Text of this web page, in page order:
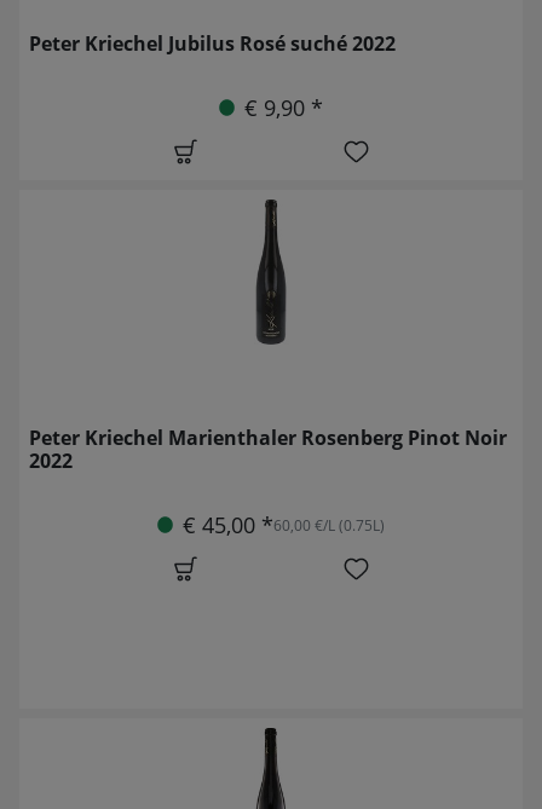
Peter Kriechel Jubilus Rosé suché 2022
€ 9,90 *
Peter Kriechel Marienthaler Rosenberg Pinot Noir
2022
€ 45,00 *60,00 €/L (0.75L)